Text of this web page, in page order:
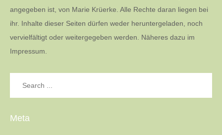
angegeben ist, von Marie Krüerke. Alle Rechte daran liegen bei
ihr. Inhalte dieser Seiten dürfen weder heruntergeladen, noch
vervielfältigt oder weitergegeben werden. Näheres dazu im
Impressum.
Meta